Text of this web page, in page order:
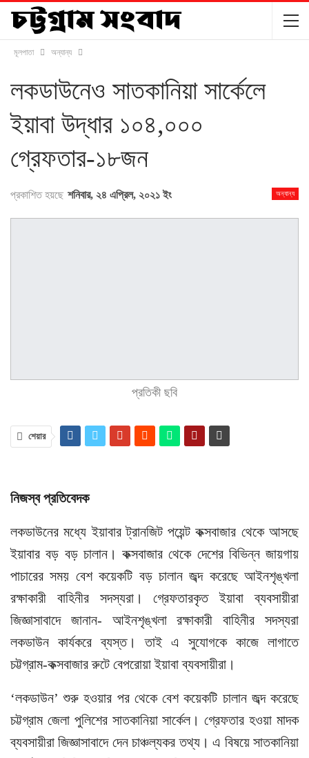
মূলপাতা অন্যান্য
লকডাউনেও সাতকানিয়া সার্কেলে
ইয়াবা উদ্ধার ১০৪,০০০
গ্রেফতার-১৮জন
অন্যান্য
প্রকাশিত হয়ছে শনিবার, ২৪ এপ্রিল, ২০২১ ইং
প্রতিকী ছবি
শেয়ার
নিজস্ব প্রতিবেদক
লকডাউনের মধ্যে ইয়াবার ট্রানজিট পয়েন্ট কক্সবাজার থেকে আসছে
ইয়াবার বড় বড় চালান। কক্সবাজার থেকে দেশের বিভিন্ন জায়গায়
পাচারের সময় বেশ কয়েকটি বড় চালান জব্দ করেছে আইনশৃঙ্খলা
রক্ষাকারী বাহিনীর সদস্যরা। গ্রেফতারকৃত ইয়াবা ব্যবসায়ীরা
জিজ্ঞাসাবাদে জানান- আইনশৃঙ্খলা রক্ষাকারী বাহিনীর সদস্যরা
লকডাউন কার্যকরে ব্যস্ত। তাই এ সুযোগকে কাজে লাগাতে
চট্টগ্রাম-কক্সবাজার রুটে বেপরোয়া ইয়াবা ব্যবসায়ীরা।
‘লকডাউন’ শুরু হওয়ার পর থেকে বেশ কয়েকটি চালান জব্দ করেছে
চট্টগ্রাম জেলা পুলিশের সাতকানিয়া সার্কেল। গ্রেফতার হওয়া মাদক
ব্যবসায়ীরা জিজ্ঞাসাবাদে দেন চাঞ্চল্যকর তথ্য। এ বিষয়ে সাতকানিয়া